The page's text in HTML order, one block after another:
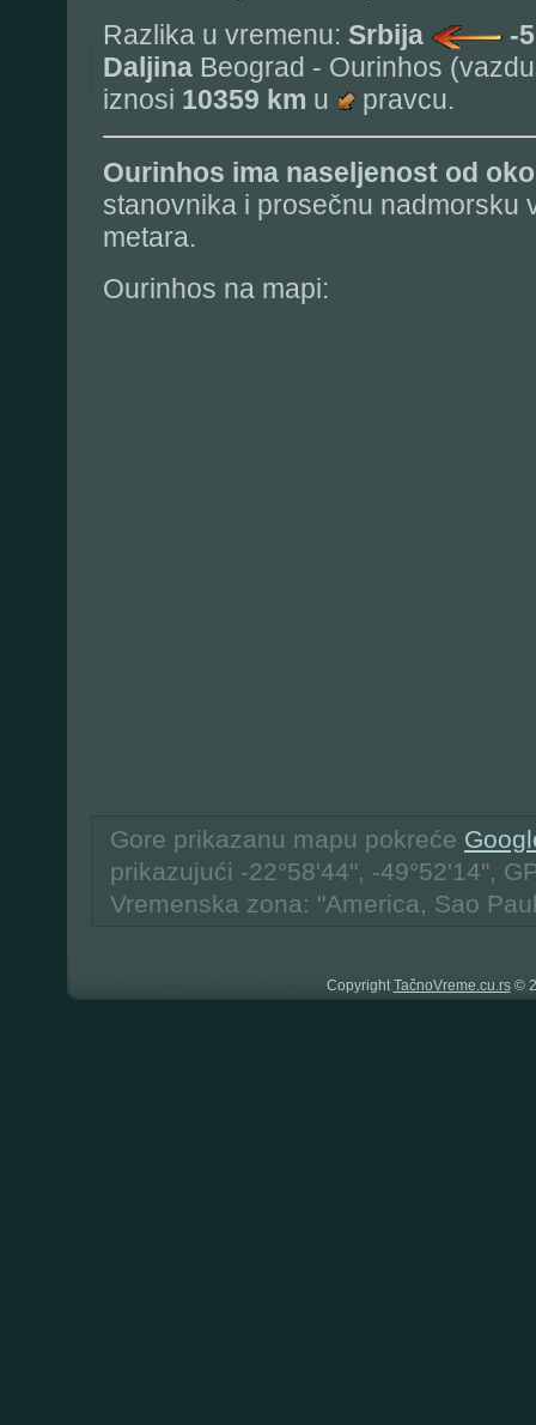
Razlika u vremenu: Srbija
-
Daljina Beograd - Ourinhos
iznosi 10359 km u pravcu.
Ourinhos ima naseljenost od
stanovnika i prosečnu nadmorsku
metara.
Ourinhos na mapi:
Gore prikazanu mapu pokreće
prikazujući -22°58'44", -49°52'14",
Vremenska zona: "America, Sao
CopyrightTačnoVreme.cu.rs©